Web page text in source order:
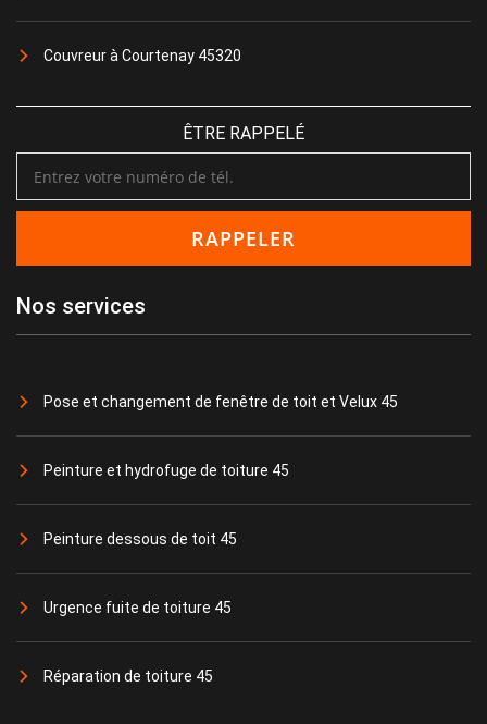
Couvreur à Courtenay 45320
ÊTRE RAPPELÉ
Nos services
Pose et changement de fenêtre de toit et Velux 45
Peinture et hydrofuge de toiture 45
Peinture dessous de toit 45
Urgence fuite de toiture 45
Réparation de toiture 45